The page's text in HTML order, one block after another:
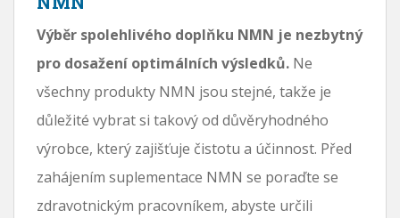
Výběr spolehlivého doplňku NMN je nezbytný
pro dosažení optimálních výsledků. Ne
všechny produkty NMN jsou stejné, takže je
důležité vybrat si takový od důvěryhodného
výrobce, který zajišťuje čistotu a účinnost. Před
zahájením suplementace NMN se poraďte se
zdravotnickým pracovníkem, abyste určili